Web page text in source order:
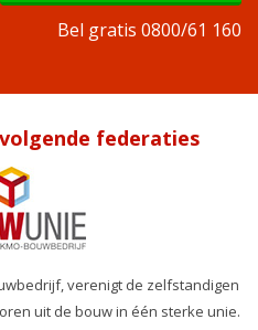
Bel gratis 0800/61 160
federaties
verenigt de zelfstandigen
uit de bouw in één sterke unie.